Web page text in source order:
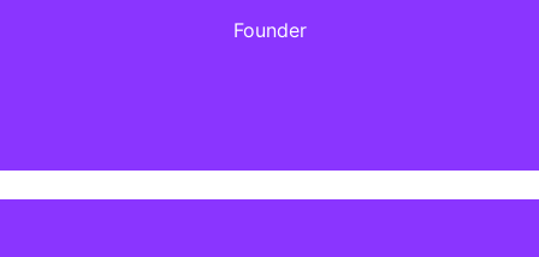
Founder
uma gestão profissional e transparente de imóveis